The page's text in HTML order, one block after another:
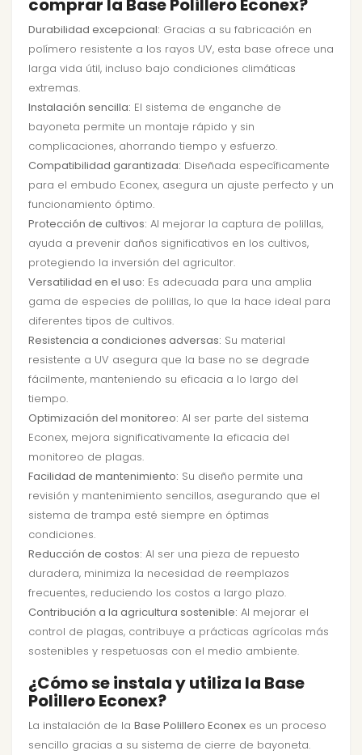
comprar la Base Polillero Econex?
Durabilidad excepcional: Gracias a su fabricación en
polímero resistente a los rayos UV, esta base ofrece una
larga vida útil, incluso bajo condiciones climáticas
extremas.
Instalación sencilla: El sistema de enganche de
bayoneta permite un montaje rápido y sin
complicaciones, ahorrando tiempo y esfuerzo.
Compatibilidad garantizada: Diseñada específicamente
para el embudo Econex, asegura un ajuste perfecto y un
funcionamiento óptimo.
Protección de cultivos: Al mejorar la captura de polillas,
ayuda a prevenir daños significativos en los cultivos,
protegiendo la inversión del agricultor.
Versatilidad en el uso: Es adecuada para una amplia
gama de especies de polillas, lo que la hace ideal para
diferentes tipos de cultivos.
Resistencia a condiciones adversas: Su material
resistente a UV asegura que la base no se degrade
fácilmente, manteniendo su eficacia a lo largo del
tiempo.
Optimización del monitoreo: Al ser parte del sistema
Econex, mejora significativamente la eficacia del
monitoreo de plagas.
Facilidad de mantenimiento: Su diseño permite una
revisión y mantenimiento sencillos, asegurando que el
sistema de trampa esté siempre en óptimas
condiciones.
Reducción de costos: Al ser una pieza de repuesto
duradera, minimiza la necesidad de reemplazos
frecuentes, reduciendo los costos a largo plazo.
Contribución a la agricultura sostenible: Al mejorar el
control de plagas, contribuye a prácticas agrícolas más
sostenibles y respetuosas con el medio ambiente.
¿Cómo se instala y utiliza la Base
Polillero Econex?
La instalación de la Base Polillero Econex es un proceso
sencillo gracias a su sistema de cierre de bayoneta.